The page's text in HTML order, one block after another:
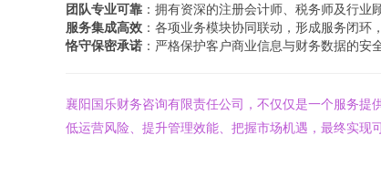
团队专业可靠 ：拥有资深的注册会计师、税务师及行业
服务集成高效 ：各项业务模块协同联动，形成服务闭环
恪守保密承诺 ：严格保护客户商业信息与财务数据的安
襄阳国乐财务咨询有限责任公司，不仅仅是一个服务
低运营风险、提升管理效能、把握市场机遇，最终实现